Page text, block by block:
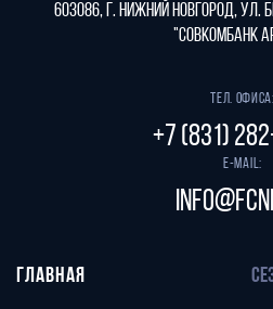
603086, г. Нижний Новгород, ул.
"СОВКОМБАНК
Тел. офиса:
+7 (831)
E-mail:
ГЛАВНАЯ